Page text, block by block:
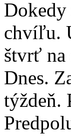
Dokedy
chvíľu.
štvrť na
Dnes.
týždeň.